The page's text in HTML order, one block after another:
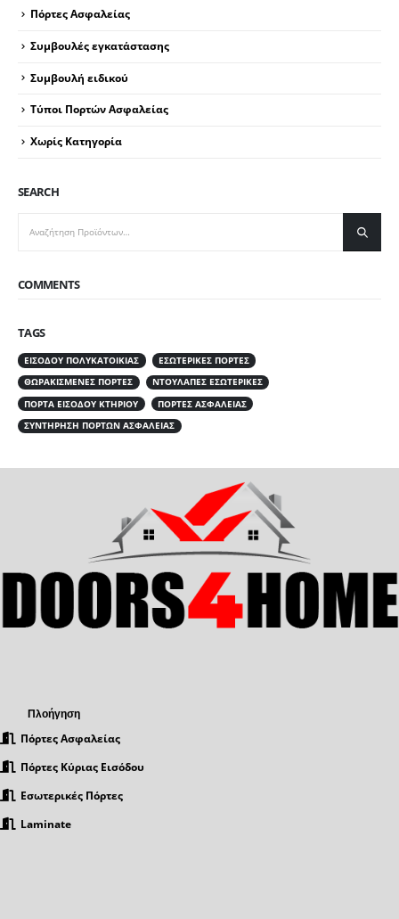
Πόρτες Ασφαλείας
Συμβουλές εγκατάστασης
Συμβουλή ειδικού
Τύποι Πορτών Ασφαλείας
Χωρίς Κατηγορία
SEARCH
COMMENTS
TAGS
ΕΙΣΌΔΟΥ ΠΟΛΥΚΑΤΟΙΚΊΑΣ
ΕΣΩΤΕΡΙΚΈΣ ΠΌΡΤΕΣ
ΘΩΡΑΚΙΣΜΈΝΕΣ ΠΌΡΤΕΣ
ΝΤΟΥΛΆΠΕΣ ΕΣΩΤΕΡΙΚΈΣ
ΠΌΡΤΑ ΕΙΣΌΔΟΥ ΚΤΗΡΊΟΥ
ΠΌΡΤΕΣ ΑΣΦΑΛΕΊΑΣ
ΣΥΝΤΉΡΗΣΗ ΠΟΡΤΏΝ ΑΣΦΑΛΕΊΑΣ
Πλοήγηση
Πόρτες Ασφαλείας
Πόρτες Κύριας Εισόδου
Εσωτερικές Πόρτες
Laminate